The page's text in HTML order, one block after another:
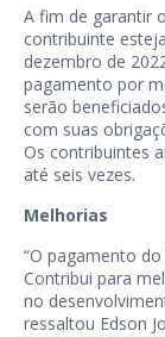
A fim de garantir
contribuinte
dezembro de
pagamento por
serão
com suas
Os contribuintes
até seis vezes.
Melhorias
“O pagamento
Contribui para
no
ressaltou Edson